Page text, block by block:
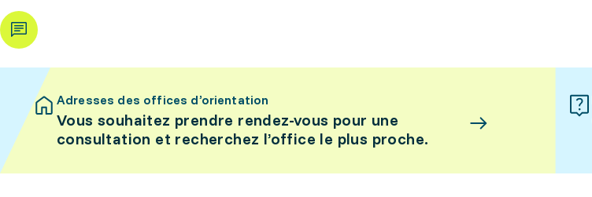
Adresses des offices d’orientation
Vous souhaitez prendre rendez-vous pour une
consultation et recherchez l’office le plus proche.